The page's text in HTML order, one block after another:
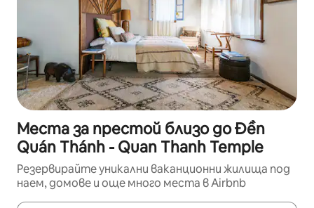
Места за престой близо до Đền
Quán Thánh - Quan Thanh Temple
Резервирайте уникални ваканционни жилища под
наем, домове и още много места в Airbnb